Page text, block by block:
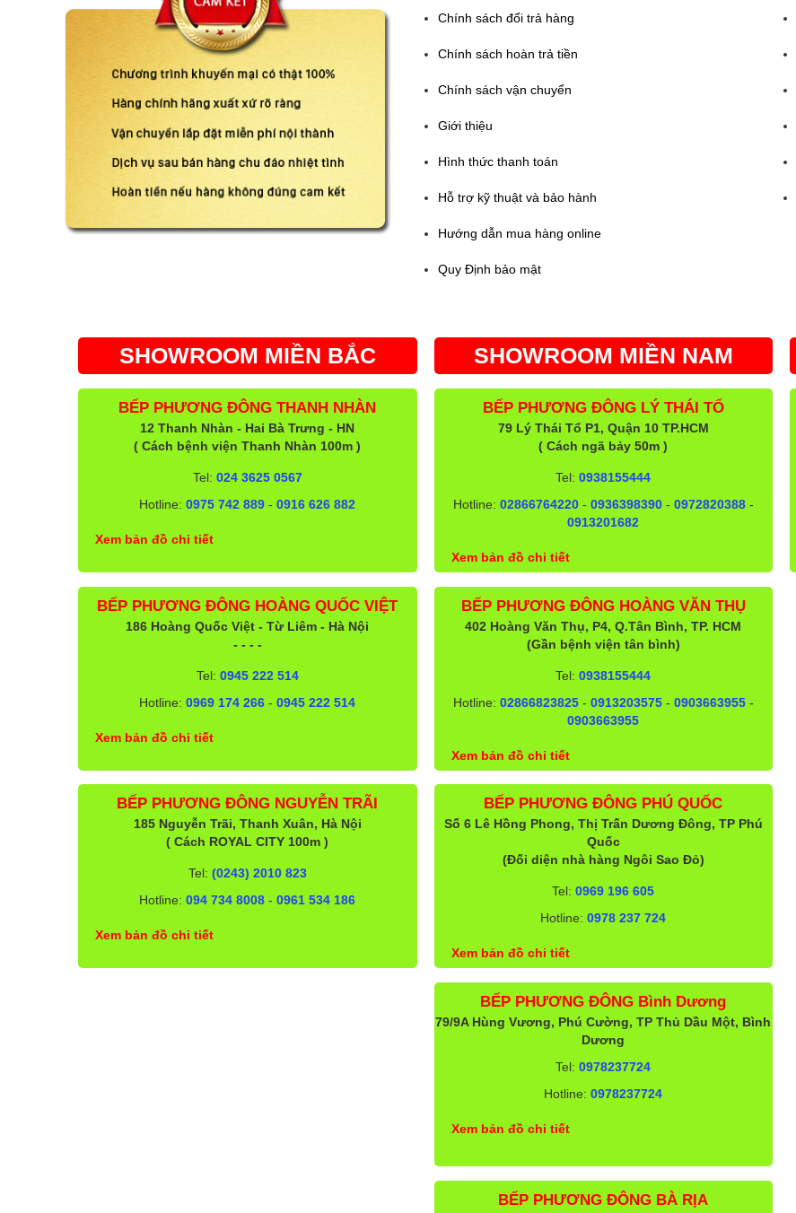
Chính sách đổi trả hàng
Chính sách hoàn trả tiền
Chính sách vận chuyển
Giới thiệu
Hình thức thanh toán
Hỗ trợ kỹ thuật và bảo hành
Hướng dẫn mua hàng online
Quy Định bảo mật
SHOWROOM MIỀN BẮC
BẾP PHƯƠNG ĐÔNG THANH NHÀN
12 Thanh Nhàn - Hai Bà Trưng - HN
( Cách bệnh viện Thanh Nhàn 100m )
Tel: 024 3625 0567
Hotline:0975 742 889 -0916 626 882
Xem bản đồ chi tiết
BẾP PHƯƠNG ĐÔNG HOÀNG QUỐC VIỆT
186 Hoàng Quốc Việt - Từ Liêm - Hà Nội
- - - -
Tel: 0945 222 514
Hotline:0969 174 266 -0945 222 514
Xem bản đồ chi tiết
BẾP PHƯƠNG ĐÔNG NGUYỄN TRÃI
185 Nguyễn Trãi, Thanh Xuân, Hà Nội
( Cách ROYAL CITY 100m )
Tel: (0243) 2010 823
Hotline:094 734 8008 -0961 534 186
Xem bản đồ chi tiết
SHOWROOM MIỀN NAM
BẾP PHƯƠNG ĐÔNG LÝ THÁI TỔ
79 Lý Thái Tổ P1, Quận 10 TP.HCM
( Cách ngã bảy 50m )
Tel:0938155444
Hotline: 02866764220- 0936398390- 0972820388-
0913201682
Xem bản đồ chi tiết
BẾP PHƯƠNG ĐÔNG HOÀNG VĂN THỤ
402 Hoàng Văn Thụ, P4, Q.Tân Bình, TP. HCM
(Gần bệnh viện tân bình)
Tel:0938155444
Hotline: 02866823825- 0913203575- 0903663955-
0903663955
Xem bản đồ chi tiết
BẾP PHƯƠNG ĐÔNG PHÚ QUỐC
Số 6 Lê Hồng Phong, Thị Trấn Dương Đông, TP Phú
Quốc
(Đối diện nhà hàng Ngôi Sao Đỏ)
Tel:0969 196 605
Hotline:0978 237 724
Xem bản đồ chi tiết
BẾP PHƯƠNG ĐÔNG Bình Dương
79/9A Hùng Vương, Phú Cường, TP Thủ Dầu Một, Bình
Dương
Tel:0978237724
Hotline:0978237724
Xem bản đồ chi tiết
BẾP PHƯƠNG ĐÔNG BÀ RỊA